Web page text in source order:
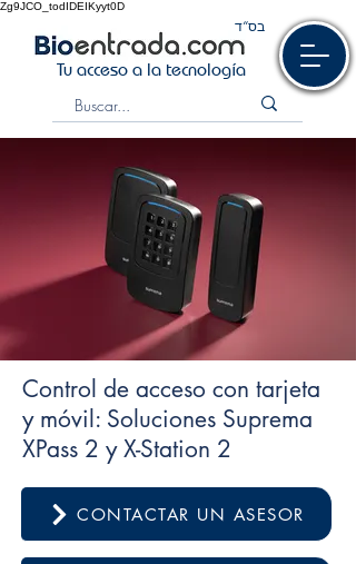
Zg9JCO_todIDEIKyyt0D
Tu acceso a la tecnología
בס“ד
Control de acceso con tarjeta
y móvil: Soluciones Suprema
XPass 2 y X-Station 2
CONTACTAR UN ASESOR